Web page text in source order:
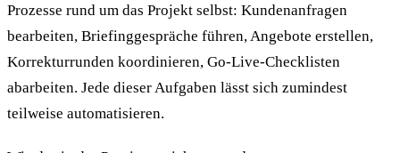
Prozesse rund um das Projekt selbst: Kundenanfragen
bearbeiten, Briefinggespräche führen, Angebote erstellen,
Korrekturrunden koordinieren, Go-Live-Checklisten
abarbeiten. Jede dieser Aufgaben lässt sich zumindest
teilweise automatisieren.